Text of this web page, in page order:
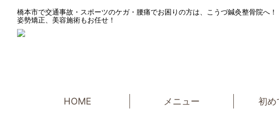
橋本市で交通事故・スポーツのケガ・腰痛でお困りの方は、こうづ鍼灸整骨院へ！
姿勢矯正、美容施術もお任せ！
HOME メニュー 初め